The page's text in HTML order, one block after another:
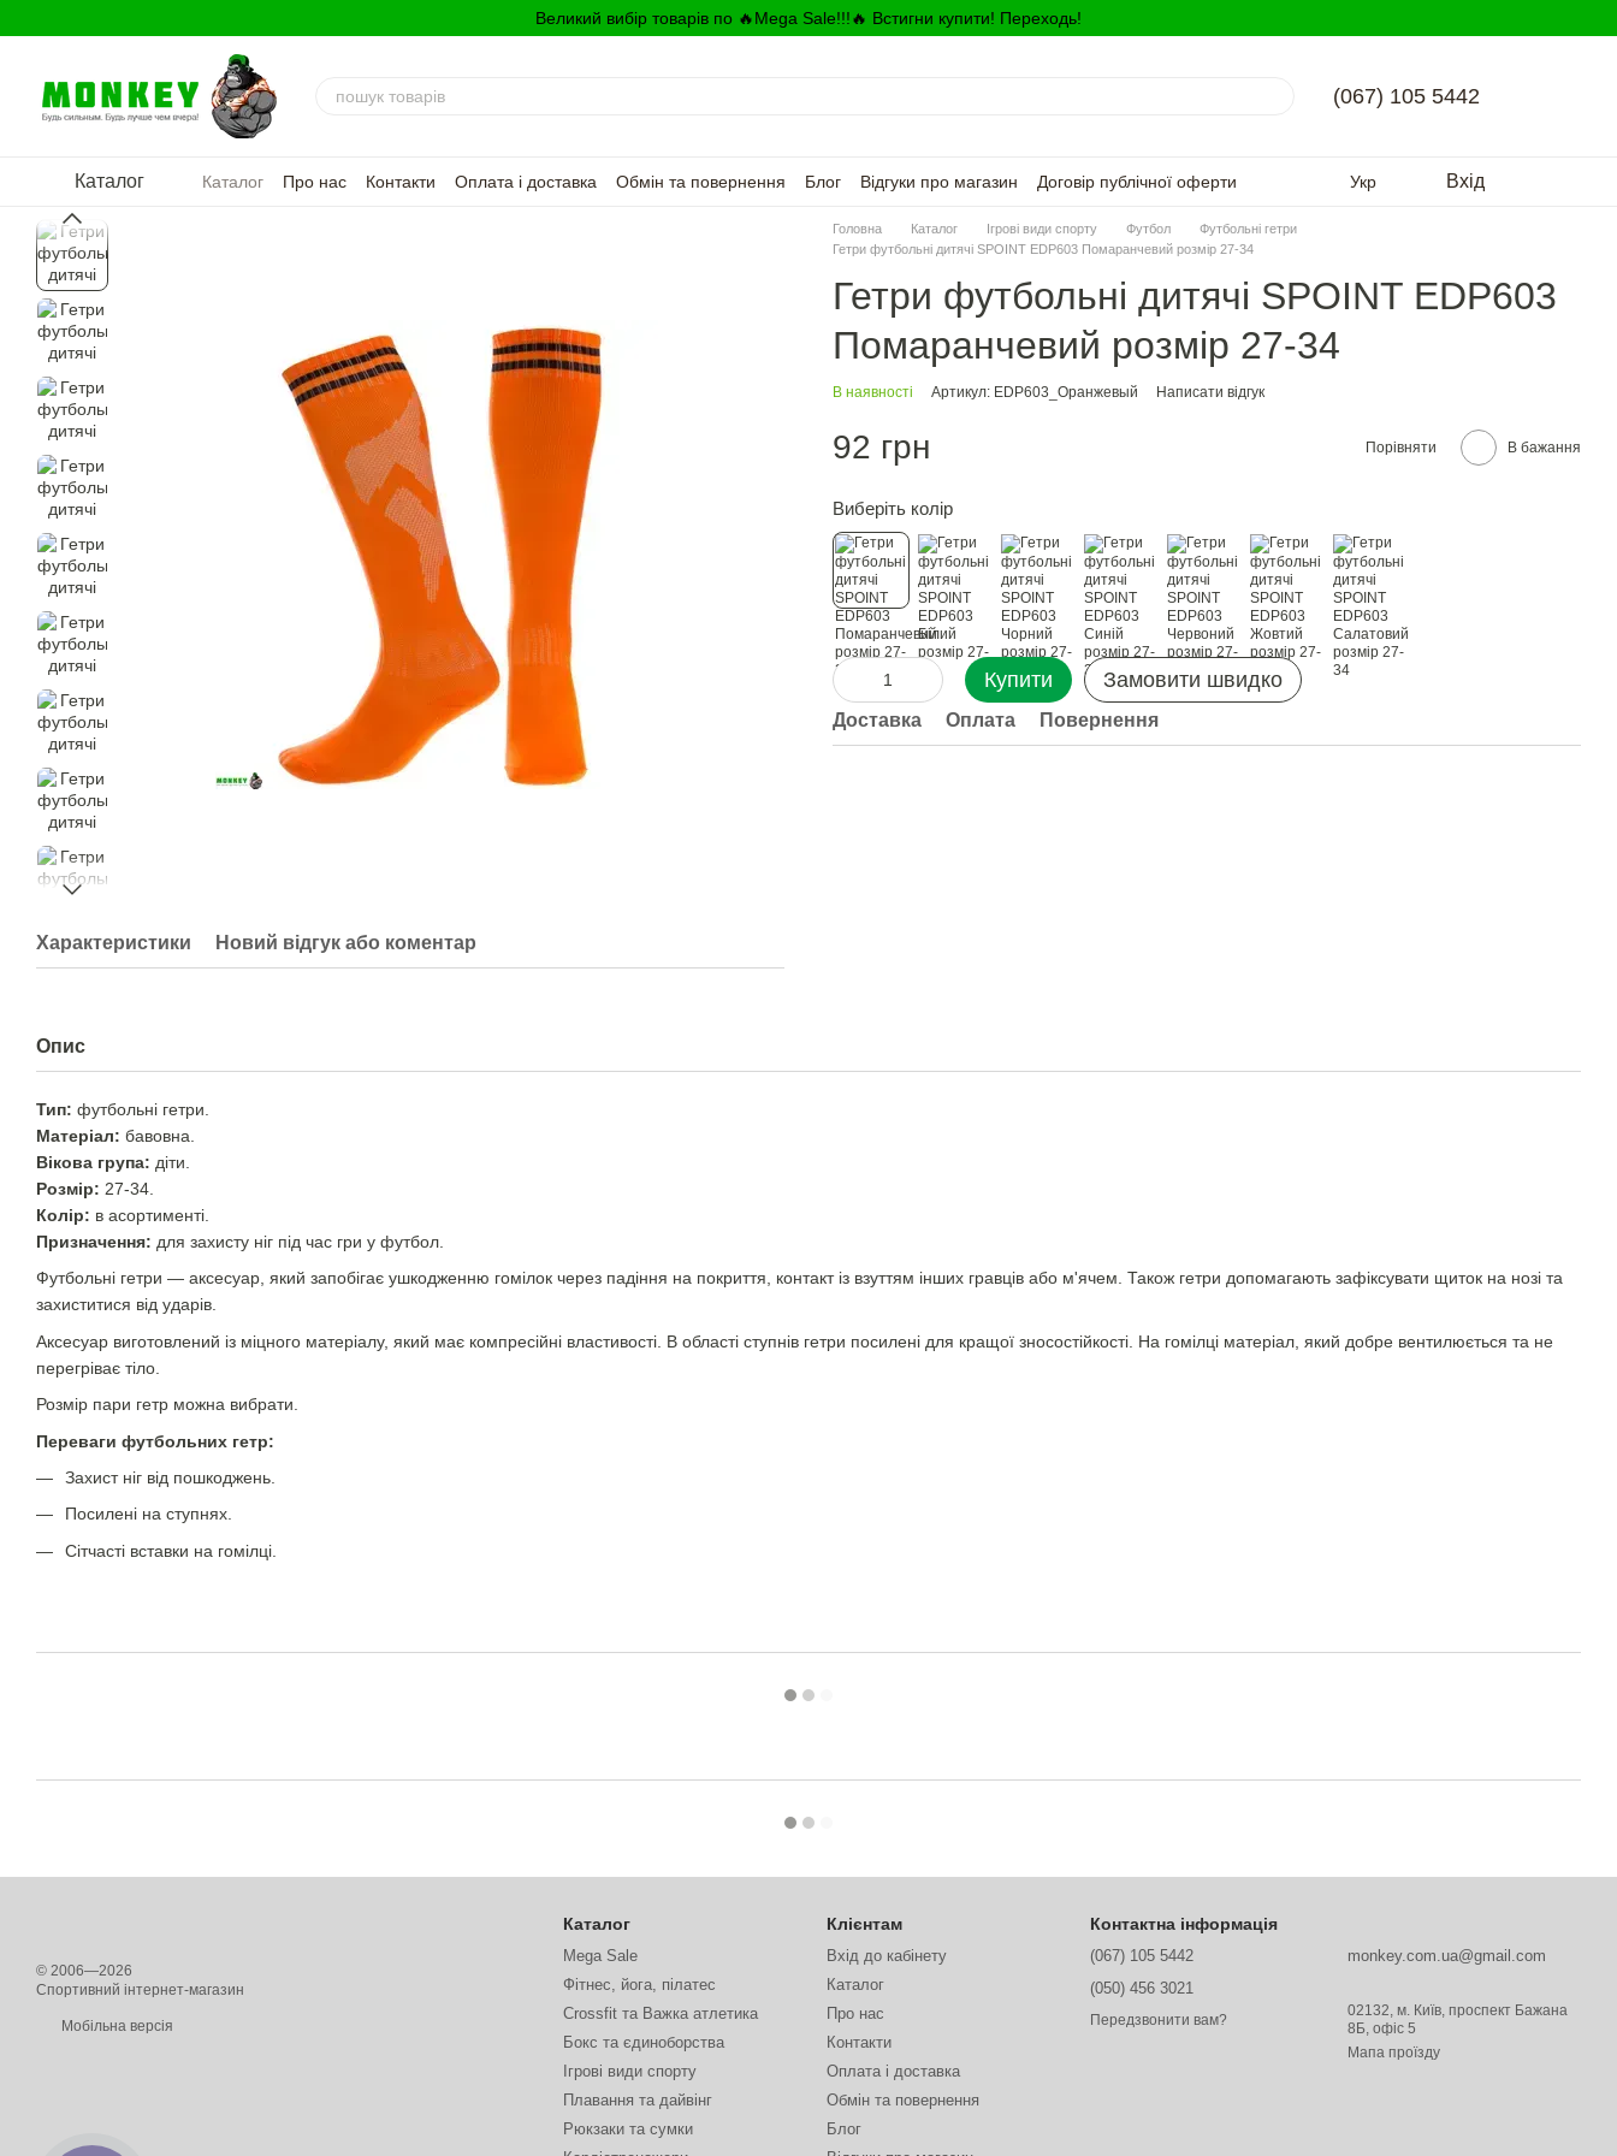
Великий вибір товарів по 🔥Mega Sale!!!🔥 Встигни купити! Переходь!
(067) 105 5442
Каталог Каталог Про нас Контакти Оплата і доставка Обмін та повернення Блог Відгуки про магазин
Договір публічної оферти
Укр Вхід
Характеристики Новий відгук або коментар
Головна Каталог Ігрові види спорту Футбол
Футбольні гетри
Гетри футбольні дитячі SPOINT EDP603 Помаранчевий розмір 27-34
Гетри футбольні дитячі SPOINT EDP603
Помаранчевий розмір 27-34
В наявності Артикул: EDP603_Оранжевый Написати відгук
92 грн Порівняти В бажання
Виберіть колір
Купити Замовити швидко
Доставка Оплата Повернення
Опис
Тип: футбольні гетри.
Матеріал: бавовна.
Вікова група: діти.
Розмір: 27-34.
Колір: в асортименті.
Призначення: для захисту ніг під час гри у футбол.
Футбольні гетри — аксесуар, який запобігає ушкодженню гомілок через падіння на покриття, контакт із взуттям інших гравців або м'ячем. Також гетри допомагають зафіксувати щиток на нозі та
захиститися від ударів.
Аксесуар виготовлений із міцного матеріалу, який має компресійні властивості. В області ступнів гетри посилені для кращої зносостійкості. На гомілці матеріал, який добре вентилюється та не
перегріває тіло.
Розмір пари гетр можна вибрати.
Переваги футбольних гетр:
Захист ніг від пошкоджень.
Посилені на ступнях.
Сітчасті вставки на гомілці.
© 2006—2026
Спортивний інтернет-магазин
Мобільна версія
Каталог
Mega Sale
Фітнес, йога, пілатес
Crossfit та Важка атлетика
Бокс та єдиноборства
Ігрові види спорту
Плавання та дайвінг
Рюкзаки та сумки
Клієнтам
Вхід до кабінету
Каталог
Про нас
Контакти
Оплата і доставка
Обмін та повернення
Блог
Контактна інформація
(067) 105 5442
(050) 456 3021
Передзвонити вам?
monkey.com.ua@gmail.com
02132, м. Київ, проспект Бажана
8Б, офіс 5
Мапа проїзду